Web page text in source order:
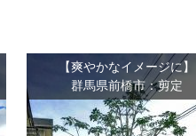
【爽やかなイメージに】
群馬県前橋市：剪定